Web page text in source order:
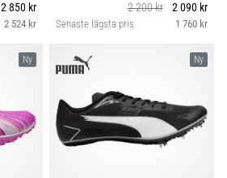
2 850 kr
2 524 kr
2 200 kr
2 090 kr
Senaste lägsta pris 1 760 kr
Ny Ny